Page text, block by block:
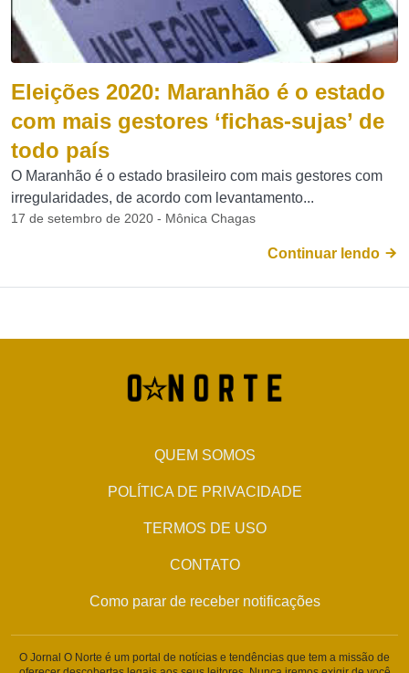
Eleições 2020: Maranhão é o estado
com mais gestores ‘fichas-sujas’ de
todo país
O Maranhão é o estado brasileiro com mais gestores com
irregularidades, de acordo com levantamento...
17 de setembro de 2020 - Mônica Chagas
Continuar lendo
QUEM SOMOS
POLÍTICA DE PRIVACIDADE
TERMOS DE USO
CONTATO
Como parar de receber notificações
O Jornal O Norte é um portal de notícias e tendências que tem a missão de